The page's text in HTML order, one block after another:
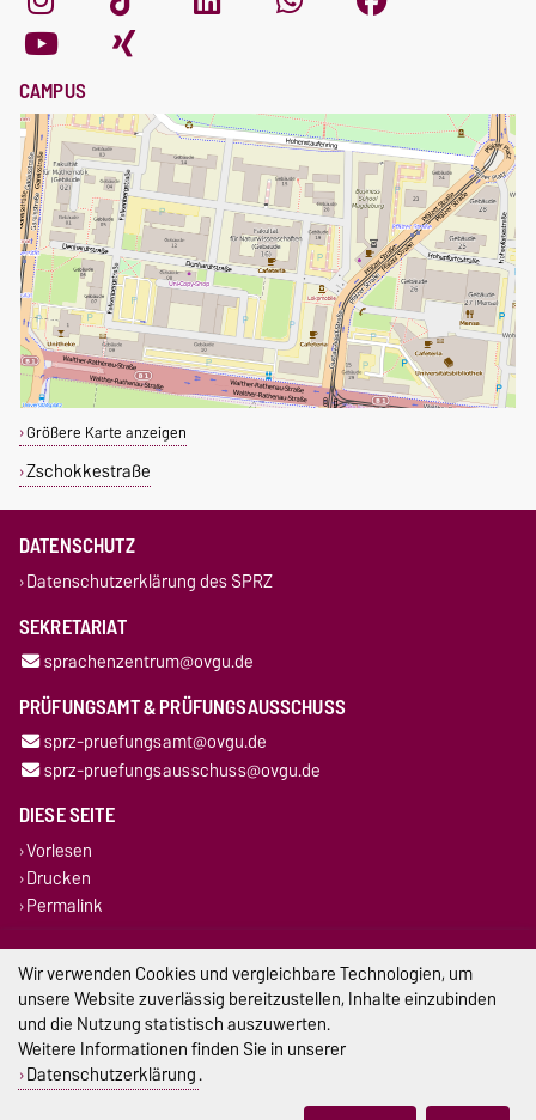
CAMPUS
Größere Karte anzeigen
Zschokkestraße
DATENSCHUTZ
Datenschutzerklärung des SPRZ
SEKRETARIAT
sprachenzentrum@ovgu.de
PRÜFUNGSAMT & PRÜFUNGSAUSSCHUSS
sprz-pruefungsamt@ovgu.de
sprz-pruefungsausschuss@ovgu.de
DIESE SEITE
Vorlesen
Drucken
Permalink
Impressum
Datenschutz
Barrierefreiheit
Cookie-Einstellungen
Wir verwenden Cookies und vergleichbare Technologien, um
unsere Website zuverlässig bereitzustellen, Inhalte einzubinden
und die Nutzung statistisch auszuwerten.
Weitere Informationen finden Sie in unserer
Datenschutzerklärung.